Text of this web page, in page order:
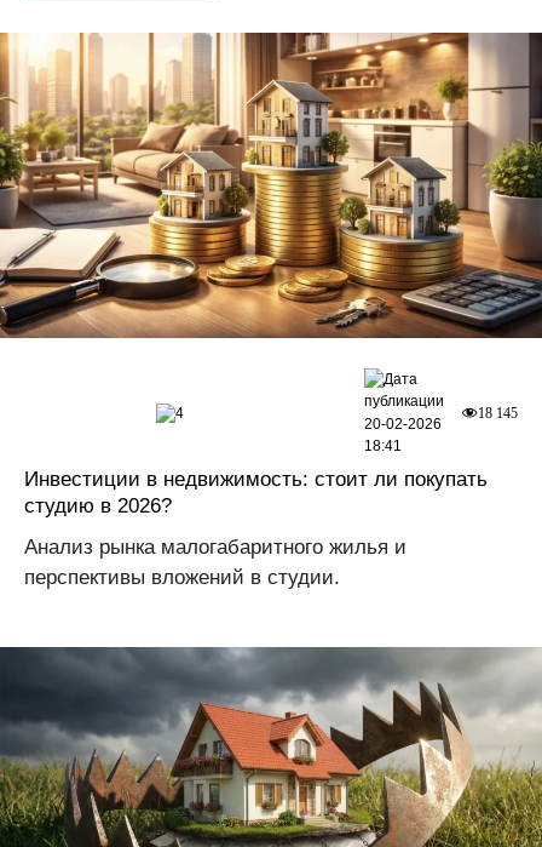
Инвестиции в недвижимость: стоит ли покупать
студию в 2026?
Анализ рынка малогабаритного жилья и
перспективы вложений в студии.
4 18 145
20-02-2026
18:41